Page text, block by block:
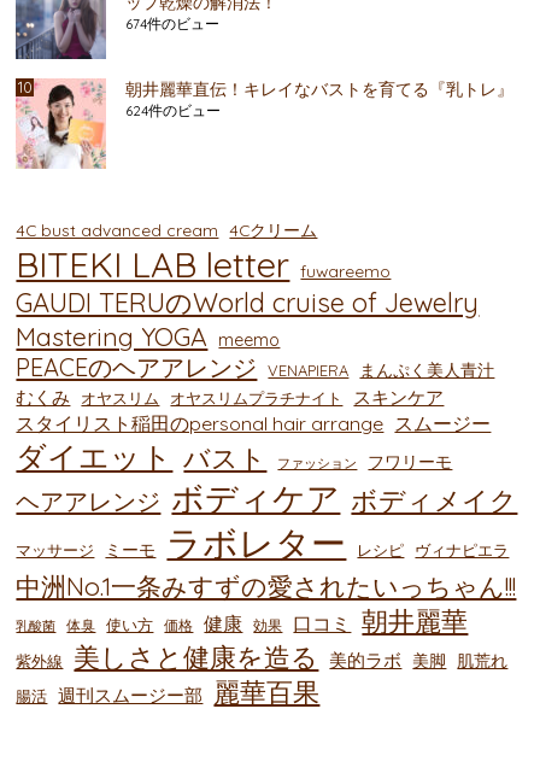
674件のビュー
朝井麗華直伝！キレイなバストを育てる『乳トレ』
624件のビュー
4C bust advanced cream 4Cクリーム
BITEKI LAB letter fuwareemo
GAUDI TERUのWorld cruise of Jewelry
Mastering YOGA meemo
PEACEのヘアアレンジ VENAPIERA まんぷく美人青汁
むくみ オヤスリム オヤスリムプラチナイト スキンケア
スタイリスト稲田のpersonal hair arrange スムージー
ダイエット バスト ファッション フワリーモ
ヘアアレンジ ボディケア ボディメイク
マッサージ ミーモ ラボレター レシピ ヴィナピエラ
中洲No.1一条みすずの愛されたいっちゃん!!!
乳酸菌 体臭 使い方 価格 健康 効果 口コミ 朝井麗華
紫外線 美しさと健康を造る 美的ラボ 美脚 肌荒れ
腸活 週刊スムージー部 麗華百果